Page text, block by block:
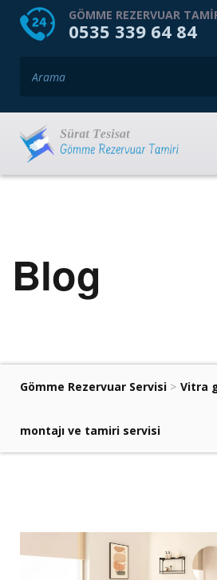
HOME HAKKIMIZDA
GÖMME REZERVUAR
0535 339 64 84
Blog
Gömme Rezervuar Servisi > Vitra
montajı ve tamiri servisi